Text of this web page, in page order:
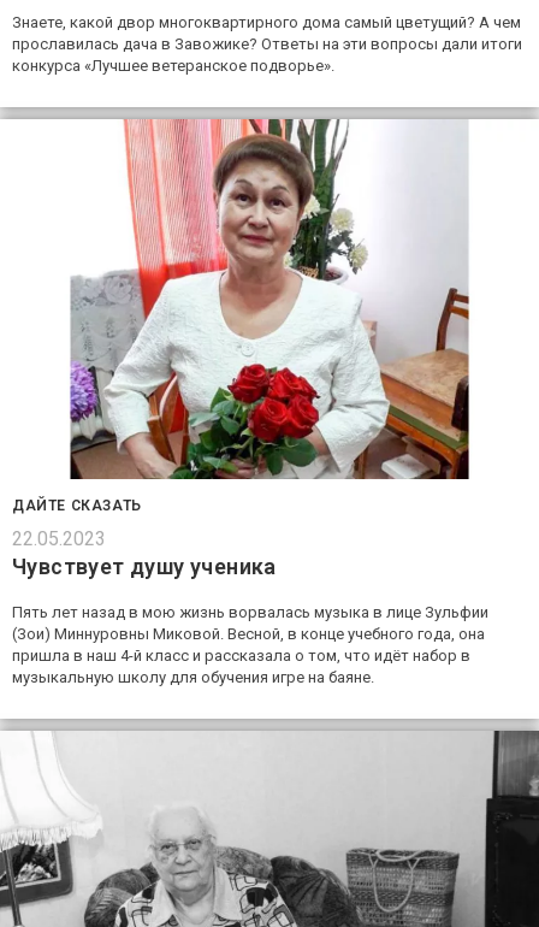
Знаете, какой двор многоквартирного дома самый цветущий? А чем
прославилась дача в Завожике? Ответы на эти вопросы дали итоги
конкурса «Лучшее ветеранское подворье».
ДАЙТЕ СКАЗАТЬ
22.05.2023
Чувствует душу ученика
Пять лет назад в мою жизнь ворвалась музыка в лице Зульфии
(Зои) Миннуровны Миковой. Весной, в конце учебного года, она
пришла в наш 4-й класс и рассказала о том, что идёт набор в
музыкальную школу для обучения игре на баяне.